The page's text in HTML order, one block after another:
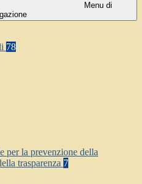
Menu di
78
per la prevenzione della
trasparenza 7